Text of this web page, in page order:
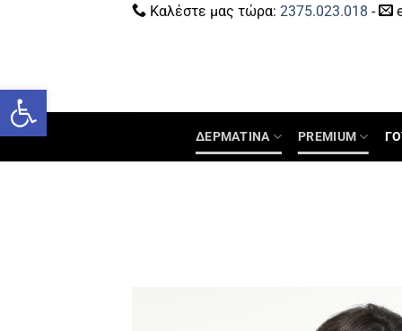
Ανοίξτε τη γραμμή εργαλείων
Καλέστε μας τώρα: 2375.023.018 -
ΔΕΡΜΑΤΙΝΑ PREMIUM